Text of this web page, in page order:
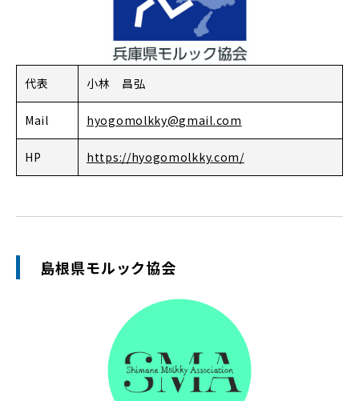
代表 小林 昌弘
Mail hyogomolkky@gmail.com
HP https://hyogomolkky.com/
島根県モルック協会